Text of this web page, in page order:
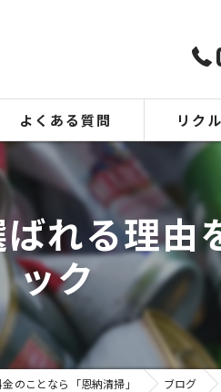
よくある質問 リク
れる理由
ック
のことなら「恩納清掃」 ブログ